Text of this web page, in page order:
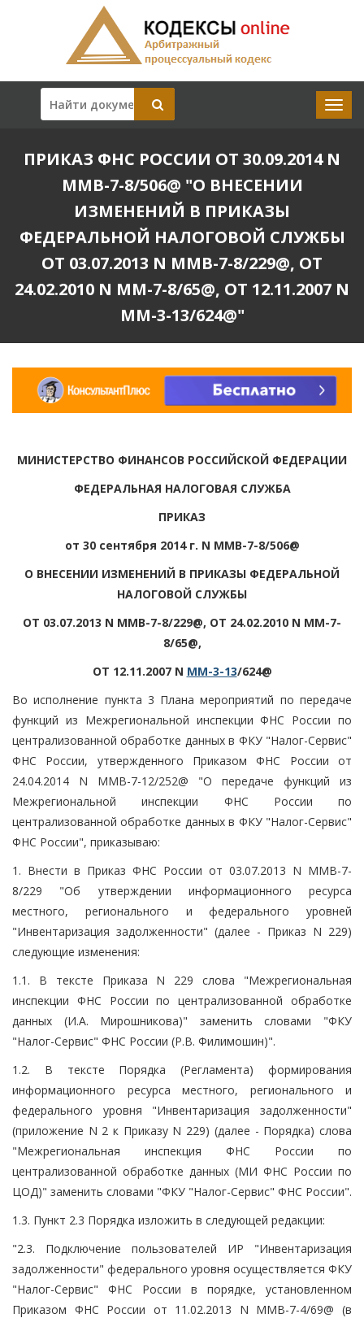
ПРИКАЗ ФНС РОССИИ ОТ 30.09.2014 N
ММВ-7-8/506@ "О ВНЕСЕНИИ
ИЗМЕНЕНИЙ В ПРИКАЗЫ
ФЕДЕРАЛЬНОЙ НАЛОГОВОЙ СЛУЖБЫ
ОТ 03.07.2013 N ММВ-7-8/229@, ОТ
24.02.2010 N ММ-7-8/65@, ОТ 12.11.2007 N
ММ-3-13/624@"
МИНИСТЕРСТВО ФИНАНСОВ РОССИЙСКОЙ ФЕДЕРАЦИИ
ФЕДЕРАЛЬНАЯ НАЛОГОВАЯ СЛУЖБА
ПРИКАЗ
от 30 сентября 2014 г. N ММВ-7-8/506@
О ВНЕСЕНИИ ИЗМЕНЕНИЙ В ПРИКАЗЫ ФЕДЕРАЛЬНОЙ
НАЛОГОВОЙ СЛУЖБЫ
ОТ 03.07.2013 N ММВ-7-8/229@, ОТ 24.02.2010 N ММ-7-
8/65@,
ОТ 12.11.2007 N ММ-3-13/624@
Во исполнение пункта 3 Плана мероприятий по передаче
функций из Межрегиональной инспекции ФНС России по
централизованной обработке данных в ФКУ "Налог-Сервис"
ФНС России, утвержденного Приказом ФНС России от
24.04.2014 N ММВ-7-12/252@ "О передаче функций из
Межрегиональной инспекции ФНС России по
централизованной обработке данных в ФКУ "Налог-Сервис"
ФНС России", приказываю:
1. Внести в Приказ ФНС России от 03.07.2013 N ММВ-7-
8/229 "Об утверждении информационного ресурса
местного, регионального и федерального уровней
"Инвентаризация задолженности" (далее - Приказ N 229)
следующие изменения:
1.1. В тексте Приказа N 229 слова "Межрегиональная
инспекции ФНС России по централизованной обработке
данных (И.А. Мирошникова)" заменить словами "ФКУ
"Налог-Сервис" ФНС России (Р.В. Филимошин)".
1.2. В тексте Порядка (Регламента) формирования
информационного ресурса местного, регионального и
федерального уровня "Инвентаризация задолженности"
(приложение N 2 к Приказу N 229) (далее - Порядка) слова
"Межрегиональная инспекция ФНС России по
централизованной обработке данных (МИ ФНС России по
ЦОД)" заменить словами "ФКУ "Налог-Сервис" ФНС России".
1.3. Пункт 2.3 Порядка изложить в следующей редакции:
"2.3. Подключение пользователей ИР "Инвентаризация
задолженности" федерального уровня осуществляется ФКУ
"Налог-Сервис" ФНС России в порядке, установленном
Приказом ФНС России от 11.02.2013 N ММВ-7-4/69@ (в